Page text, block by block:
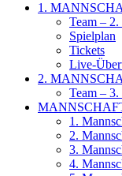
1.
Team –
Spielplan
Tickets
Live-
2.
Team –
1.
2.
3.
4.